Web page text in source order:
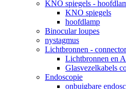
KNO spiegels -
KNO spiegels
hoofdlamp
Binocular loupes
nystagmus
Lichtbronnen -
Lichtbronnen en
Glasvezelkabels
Endoscopie
onbuigbare